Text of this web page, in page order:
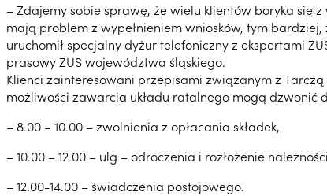
– Zdajemy sobie sprawę, że wielu klientów boryka się
mają problem z wypełnieniem wniosków, tym bardziej,
uruchomił specjalny dyżur telefoniczny z ekspertami
prasowy ZUS województwa śląskiego.
Klienci zainteresowani przepisami związanym z
możliwości zawarcia układu ratalnego mogą dzwonić
– 8.00 – 10.00 – zwolnienia z opłacania składek,
– 10.00 – 12.00 – ulg – odroczenia i rozłożenie
– 12.00-14.00 – świadczenia postojowego.